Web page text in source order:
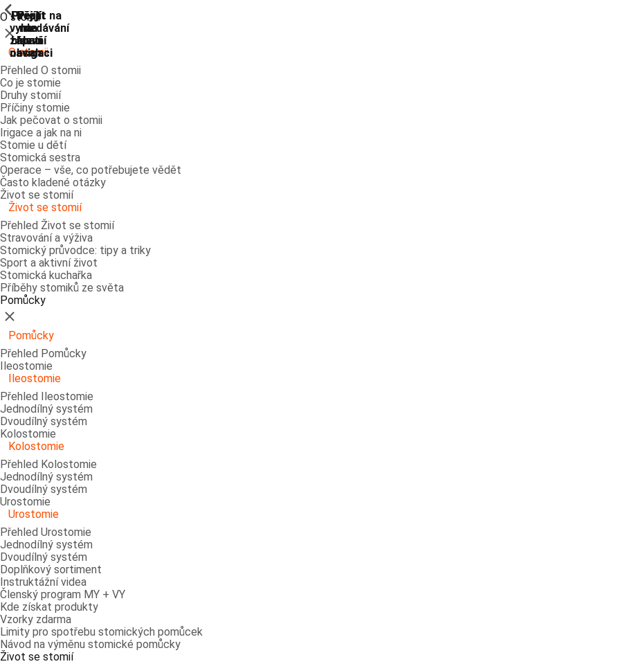
Přejít na
vyhledávání
Přejít
na
hlavní
navigaci
Přejít
na
hlavní
navigaci
Přejít
na
hlavní
obsah
Přejít
na
zápatí
O stomii
ShowPrevious
Zavřít
O stomii
Přehled O stomii
Co je stomie
Druhy stomií
Příčiny stomie
Jak pečovat o stomii
Irigace a jak na ni
Stomie u dětí
Stomická sestra
Operace – vše, co potřebujete vědět
Často kladené otázky
Život se stomií
ShowPrevious
Život se stomií
Přehled Život se stomií
Stravování a výživa
Stomický průvodce: tipy a triky
Sport a aktivní život
Stomická kuchařka
Příběhy stomiků ze světa
Pomůcky
ShowPrevious
Zavřít
Pomůcky
Přehled Pomůcky
Ileostomie
ShowPrevious
Ileostomie
Přehled Ileostomie
Jednodílný systém
Dvoudílný systém
Kolostomie
ShowPrevious
Kolostomie
Přehled Kolostomie
Jednodílný systém
Dvoudílný systém
Urostomie
ShowPrevious
Urostomie
Přehled Urostomie
Jednodílný systém
Dvoudílný systém
Doplňkový sortiment
Instruktážní videa
Členský program MY + VY
Kde získat produkty
Vzorky zdarma
Limity pro spotřebu stomických pomůcek
Návod na výměnu stomické pomůcky
Život se stomií
ShowPrevious
ShowPrevious